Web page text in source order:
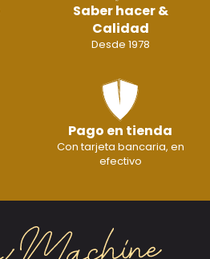
Saber hacer &
Calidad
Desde 1978
Pago en tienda
Con tarjeta bancaria, en
efectivo